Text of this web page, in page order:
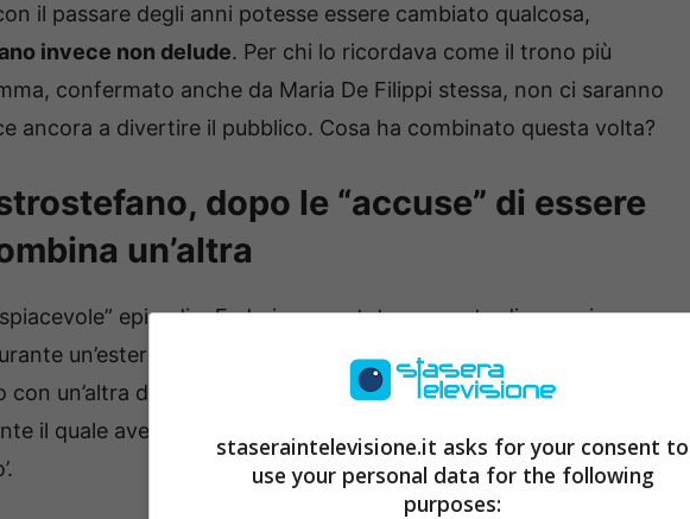
il passare degli anni potesse essere cambiato qualcosa,
invece non delude. Per chi lo ricordava come il trono più
confermato anche da Maria De Filippi stessa, non ci saranno
ancora a divertire il pubblico. Cosa ha combinato questa volta?
dopo le “accuse” di essere
un’altra
episodio, Federico era stato accusato di essersi
un’esterna, ma le cose non erano proprio andate così.
un’altra dama si era trovato talmente bene da prolungare
il quale aveva bevuto
staseraintelevisione.it asks for your consent to
use your personal data for the following
purposes: